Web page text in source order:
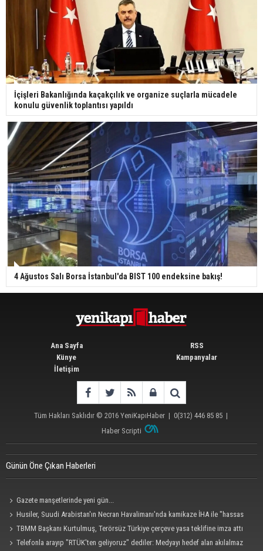
İçişleri Bakanlığında kaçakçılık ve organize suçlarla mücadele
konulu güvenlik toplantısı yapıldı
4 Ağustos Salı Borsa İstanbul'da BIST 100 endeksine bakış!
Ana Sayfa
Künye
İletişim
RSS
Kampanyalar
Tüm Hakları Saklıdır © 2016 YeniKapıHaber| 0(312) 446 85 85|
Haber Scripti
Günün Öne Çıkan Haberleri
Gazete manşetlerinde yeni gün...
Husiler, Suudi Arabistan'ın Necran Havalimanı'nda kamikaze İHA ile "hassas
bir hedefi" vurduklarını açıkladı
TBMM Başkanı Kurtulmuş, Terörsüz Türkiye çerçeve yasa teklifine imza attı
Telefonla arayıp "RTÜK'ten geliyoruz" dediler: Medyayı hedef alan akılalmaz